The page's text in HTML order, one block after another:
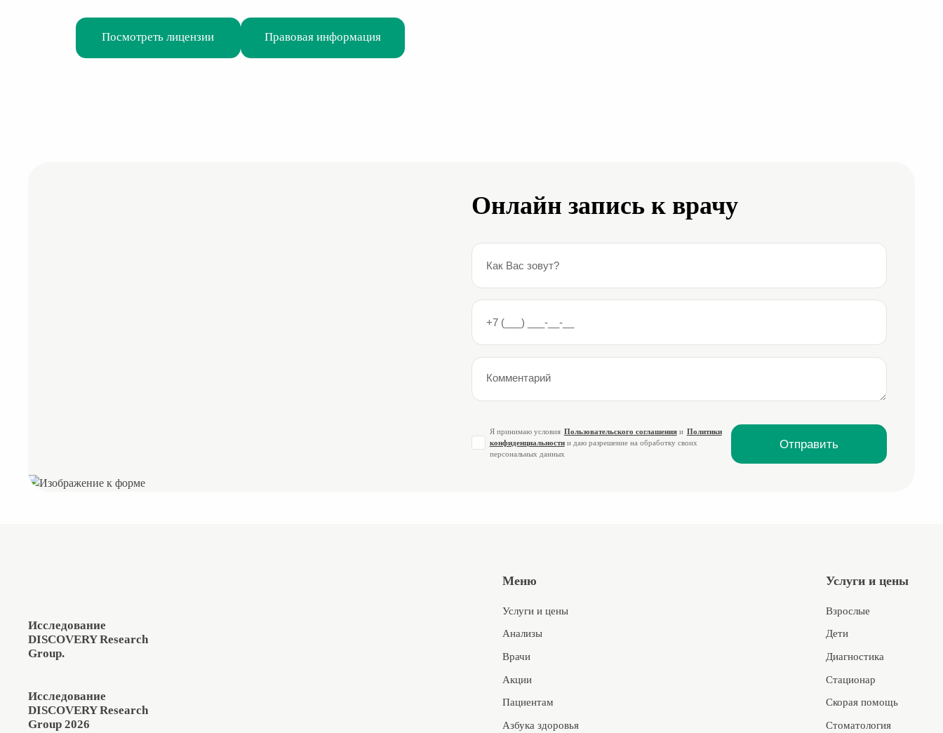
Посмотреть лицензии Правовая информация
Онлайн запись к врачу
Я принимаю условия Пользовательского соглашенияи Политики
конфиденциальностии даю разрешение на обработку своих
персональных данных
Исследование
DISCOVERY Research
Group.
Исследование
DISCOVERY Research
Group 2026
Меню
Услуги и цены
Анализы
Врачи
Акции
Пациентам
Азбука здоровья
Услуги и цены
Взрослые
Дети
Диагностика
Стационар
Скорая помощь
Стоматология